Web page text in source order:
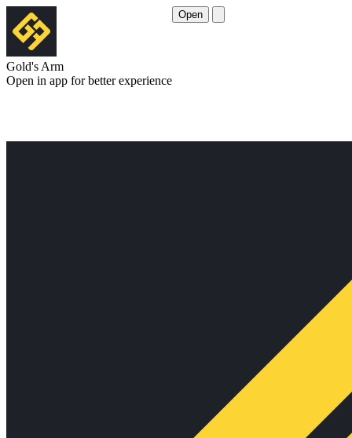
Gold's Arm
Open in app for better experience
Open